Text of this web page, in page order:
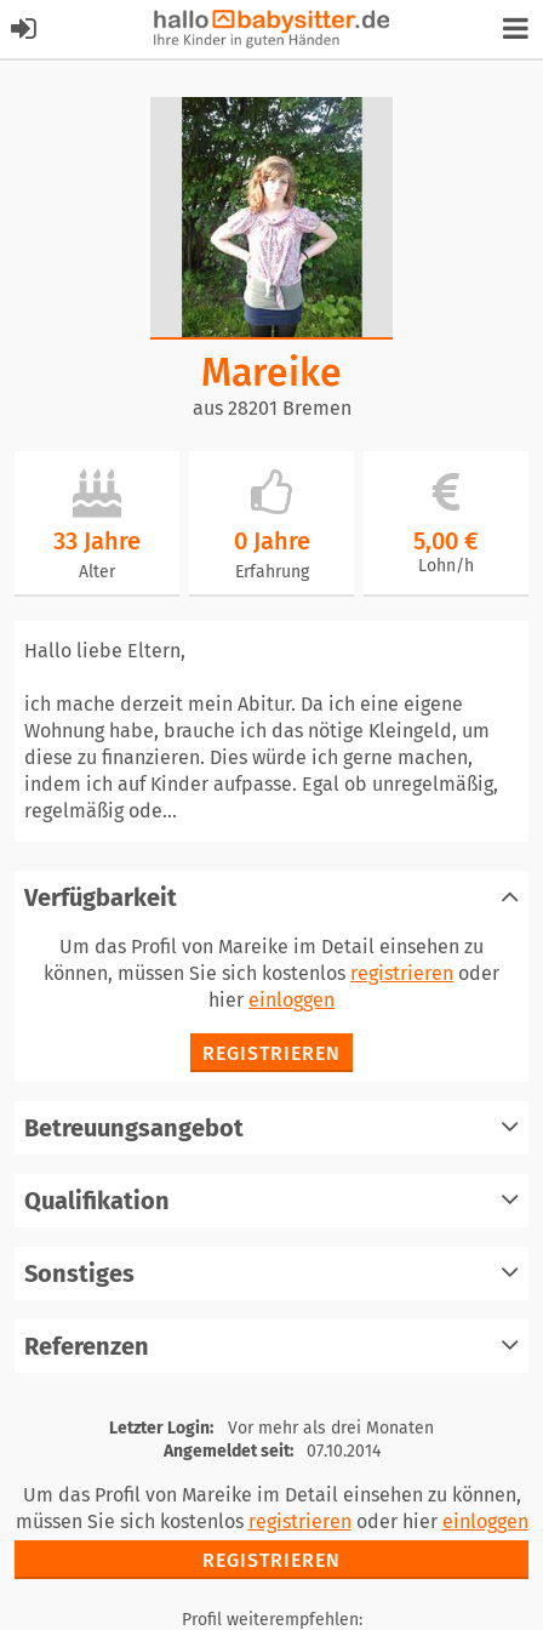
Mareike
aus 28201 Bremen
33 Jahre
Alter
0 Jahre
Erfahrung
5,00 €
Lohn/h
Hallo liebe Eltern,
ich mache derzeit mein Abitur. Da ich eine eigene
Wohnung habe, brauche ich das nötige Kleingeld, um
diese zu finanzieren. Dies würde ich gerne machen,
indem ich auf Kinder aufpasse. Egal ob unregelmäßig,
regelmäßig ode...
Verfügbarkeit
Um das Profil von Mareike im Detail einsehen zu
können, müssen Sie sich kostenlos registrieren oder
hier einloggen
REGISTRIEREN
Betreuungsangebot
Qualifikation
Sonstiges
Referenzen
registrieren
einloggen
Letzter Login:
Vor mehr als drei Monaten
Angemeldet seit:
07.10.2014
Um das Profil von Mareike im Detail einsehen zu können,
müssen Sie sich kostenlos registrieren oder hier einloggen
REGISTRIEREN
Profil weiterempfehlen: